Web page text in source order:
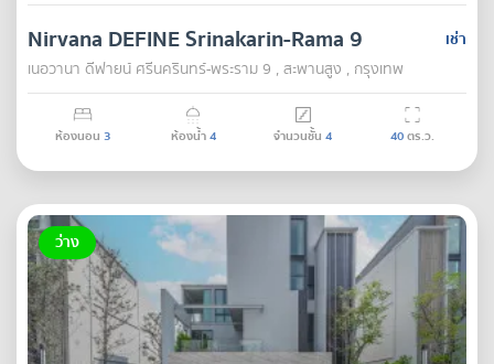
เช่า
Nirvana DEFINE Srinakarin-Rama 9
เนอวานา ดีฟายน์ ศรีนครินทร์-พระราม 9 , สะพานสูง , กรุงเทพ
ห้องนอน 3 ห้องน้ำ4 จำนวนชั้น 4 40ตร.ว.
ว่าง